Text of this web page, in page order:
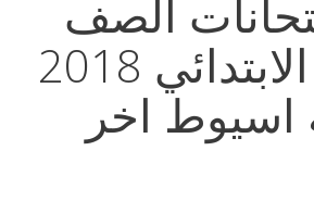
الصف
الخامس الابتدائي 2018
اسيوط اخر